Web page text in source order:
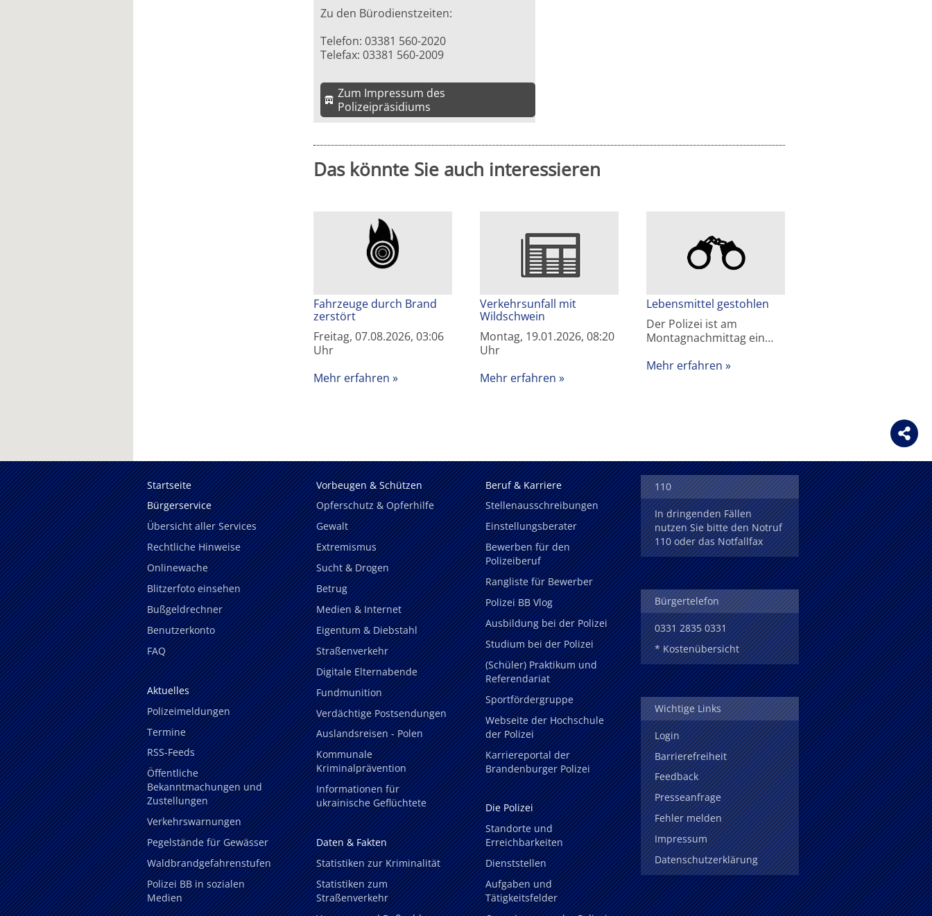
Zu den Bürodienstzeiten:
Telefon: 03381 560-2020
Telefax: 03381 560-2009
Zum Impressum des
Polizeipräsidiums
Das könnte Sie auch interessieren
Fahrzeuge durch Brand
zerstört
Freitag, 07.08.2026, 03:06
Uhr
Mehr erfahren
Verkehrsunfall mit
Wildschwein
Montag, 19.01.2026, 08:20
Uhr
Mehr erfahren
Lebensmittel gestohlen
Der Polizei ist am
Montagnachmittag ein…
Mehr erfahren
Startseite
Bürgerservice
Übersicht aller Services
Rechtliche Hinweise
Onlinewache
Blitzerfoto einsehen
Bußgeldrechner
Benutzerkonto
FAQ
Aktuelles
Polizeimeldungen
Termine
RSS-Feeds
Öffentliche
Bekanntmachungen und
Zustellungen
Verkehrswarnungen
Pegelstände für Gewässer
Waldbrandgefahrenstufen
Polizei BB in sozialen
Medien
Vorbeugen & Schützen
Opferschutz & Opferhilfe
Gewalt
Extremismus
Sucht & Drogen
Betrug
Medien & Internet
Eigentum & Diebstahl
Straßenverkehr
Digitale Elternabende
Fundmunition
Verdächtige Postsendungen
Auslandsreisen - Polen
Kommunale
Kriminalprävention
Informationen für
ukrainische Geflüchtete
Daten & Fakten
Statistiken zur Kriminalität
Statistiken zum
Straßenverkehr
Beruf & Karriere
Stellenausschreibungen
Einstellungsberater
Bewerben für den
Polizeiberuf
Rangliste für Bewerber
Polizei BB Vlog
Ausbildung bei der Polizei
Studium bei der Polizei
(Schüler) Praktikum und
Referendariat
Sportfördergruppe
Webseite der Hochschule
der Polizei
Karriereportal der
Brandenburger Polizei
Die Polizei
Standorte und
Erreichbarkeiten
Dienststellen
Aufgaben und
Tätigkeitsfelder
110
In dringenden Fällen
nutzen Sie bitte den Notruf
110 oder das Notfallfax
Bürgertelefon
0331 2835 0331
* Kostenübersicht
Wichtige Links
Login
Barrierefreiheit
Feedback
Presseanfrage
Fehler melden
Impressum
Datenschutzerklärung